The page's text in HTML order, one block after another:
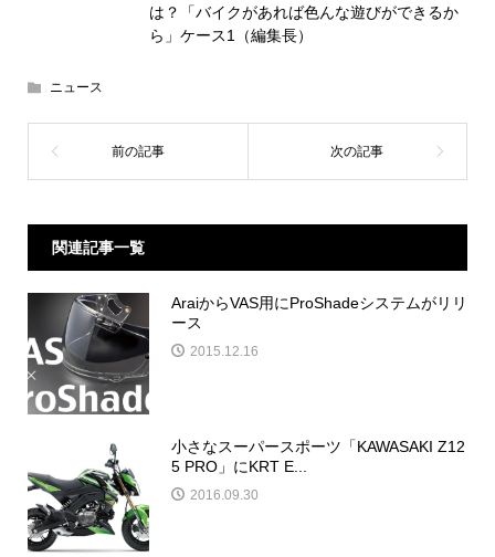
は？「バイクがあれば色んな遊びができるか
ら」ケース1（編集長）
ニュース
関連記事一覧
AraiからVAS用にProShadeシステムがリリ
ース
2015.12.16
小さなスーパースポーツ「KAWASAKI Z12
5 PRO」にKRT E...
2016.09.30